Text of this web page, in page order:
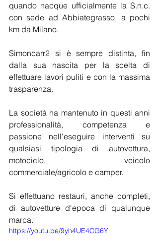
quando nacque ufficialmente la S.n.c.
con sede ad Abbiategrasso, a pochi
km da Milano.
Simoncarr2 si è sempre distinta, fin
dalla sua nascita per la scelta di
effettuare lavori puliti e con la massima
trasparenza.
La società ha mantenuto in questi anni
professionalità, competenza e
passione nell'eseguire interventi su
qualsiasi tipologia di autovettura,
motociclo, veicolo
commerciale/agricolo e camper.
Si effettuano restauri, anche completi,
di autovetture d'epoca di qualunque
marca.
https://youtu.be/9yh4UE4CG6Y